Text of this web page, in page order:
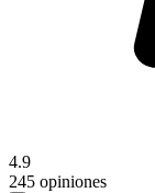
4.9
245 opiniones